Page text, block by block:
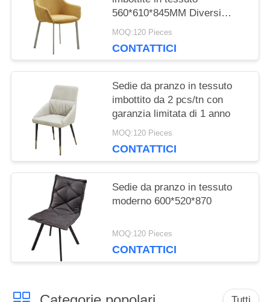
560*610*845MM Diversi
colori
MOQ:120 Pieces
CONTATTICI
Sedie da pranzo in tessuto
imbottito da 2 pcs/tn con
garanzia limitata di 1 anno
MOQ:120 Pieces
CONTATTICI
Sedie da pranzo in tessuto
moderno 600*520*870
MOQ:120 Pieces
CONTATTICI